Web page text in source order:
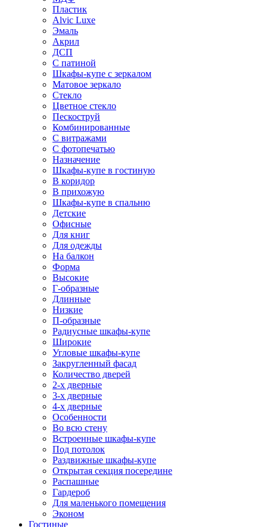
Пластик
Alvic Luxe
Эмаль
Акрил
ДСП
С патиной
Шкафы-купе с зеркалом
Матовое зеркало
Стекло
Цветное стекло
Пескоструй
Комбинированные
С витражами
С фотопечатью
Назначение
Шкафы-купе в гостиную
В коридор
В прихожую
Шкафы-купе в спальню
Детские
Офисные
Для книг
Для одежды
На балкон
Форма
Высокие
Г-образные
Длинные
Низкие
П-образные
Радиусные шкафы-купе
Широкие
Угловые шкафы-купе
Закругленный фасад
Количество дверей
2-х дверные
3-х дверные
4-х дверные
Особенности
Во всю стену
Встроенные шкафы-купе
Под потолок
Раздвижные шкафы-купе
Открытая секция посередине
Распашные
Гардероб
Для маленького помещения
Эконом
Гостиные